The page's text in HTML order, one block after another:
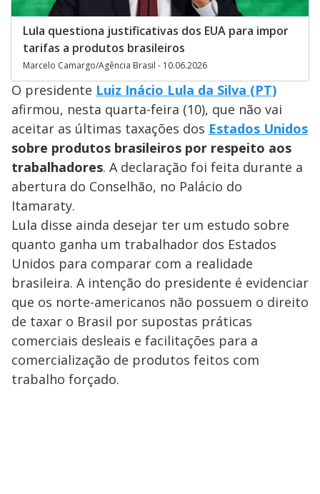
Lula questiona justificativas dos EUA para impor
tarifas a produtos brasileiros
Marcelo Camargo/Agência Brasil - 10.06.2026
O presidente Luiz Inácio Lula da Silva (PT)
afirmou, nesta quarta-feira (10), que não vai
aceitar as últimas taxações dos Estados Unidos
sobre produtos brasileiros por respeito aos
trabalhadores. A declaração foi feita durante a
abertura do Conselhão, no Palácio do
Itamaraty.
Lula disse ainda desejar ter um estudo sobre
quanto ganha um trabalhador dos Estados
Unidos para comparar com a realidade
brasileira. A intenção do presidente é evidenciar
que os norte-americanos não possuem o direito
de taxar o Brasil por supostas práticas
comerciais desleais e facilitações para a
comercialização de produtos feitos com
trabalho forçado.